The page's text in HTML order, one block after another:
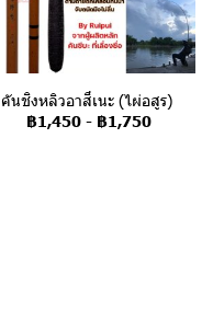
คันชิงหลิวอาสึเนะ (ไผ่อสูร)
฿1,450 - ฿1,750